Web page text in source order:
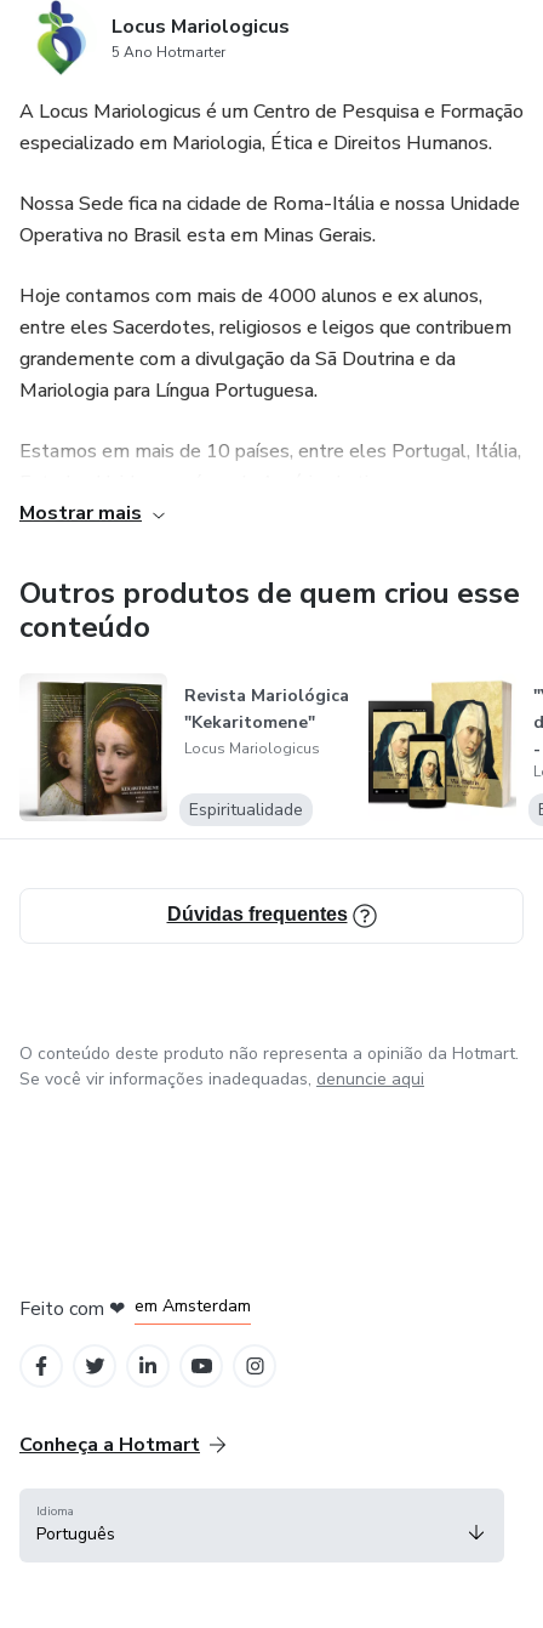
profunda de Jesus Cristo. Através das experiências de
Maria, os leitores são guiados a uma apreciação mais rica
da missão redentora de Jesus e do chamado de cada
cristão para participar ativamente na vida da Igreja
Locus Mariologicus
5 Ano Hotmarter
A Locus Mariologicus é um Centro de Pesquisa e Formação
especializado em Mariologia, Ética e Direitos Humanos.
Nossa Sede fica na cidade de Roma-Itália e nossa Unidade
Operativa no Brasil esta em Minas Gerais.
Hoje contamos com mais de 4000 alunos e ex alunos,
entre eles Sacerdotes, religiosos e leigos que contribuem
grandemente com a divulgação da Sã Doutrina e da
Mariologia para Língua Portuguesa.
Estamos em mais de 10 países, entre eles Portugal, Itália,
Mostrar mais
Outros produtos de quem criou esse
conteúdo
Revista Mariológica
"Kekaritomene"
Locus Mariologicus
Espiritualidade
Dúvidas frequentes
O conteúdo deste produto não representa a opinião da Hotmart.
Se você vir informações inadequadas, denuncie aqui
Feito com ❤ em Amsterdam
Conheça a Hotmart
Idioma
Português